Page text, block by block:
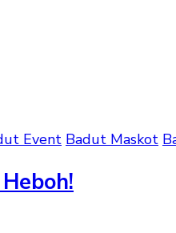
Event Badut Maskot